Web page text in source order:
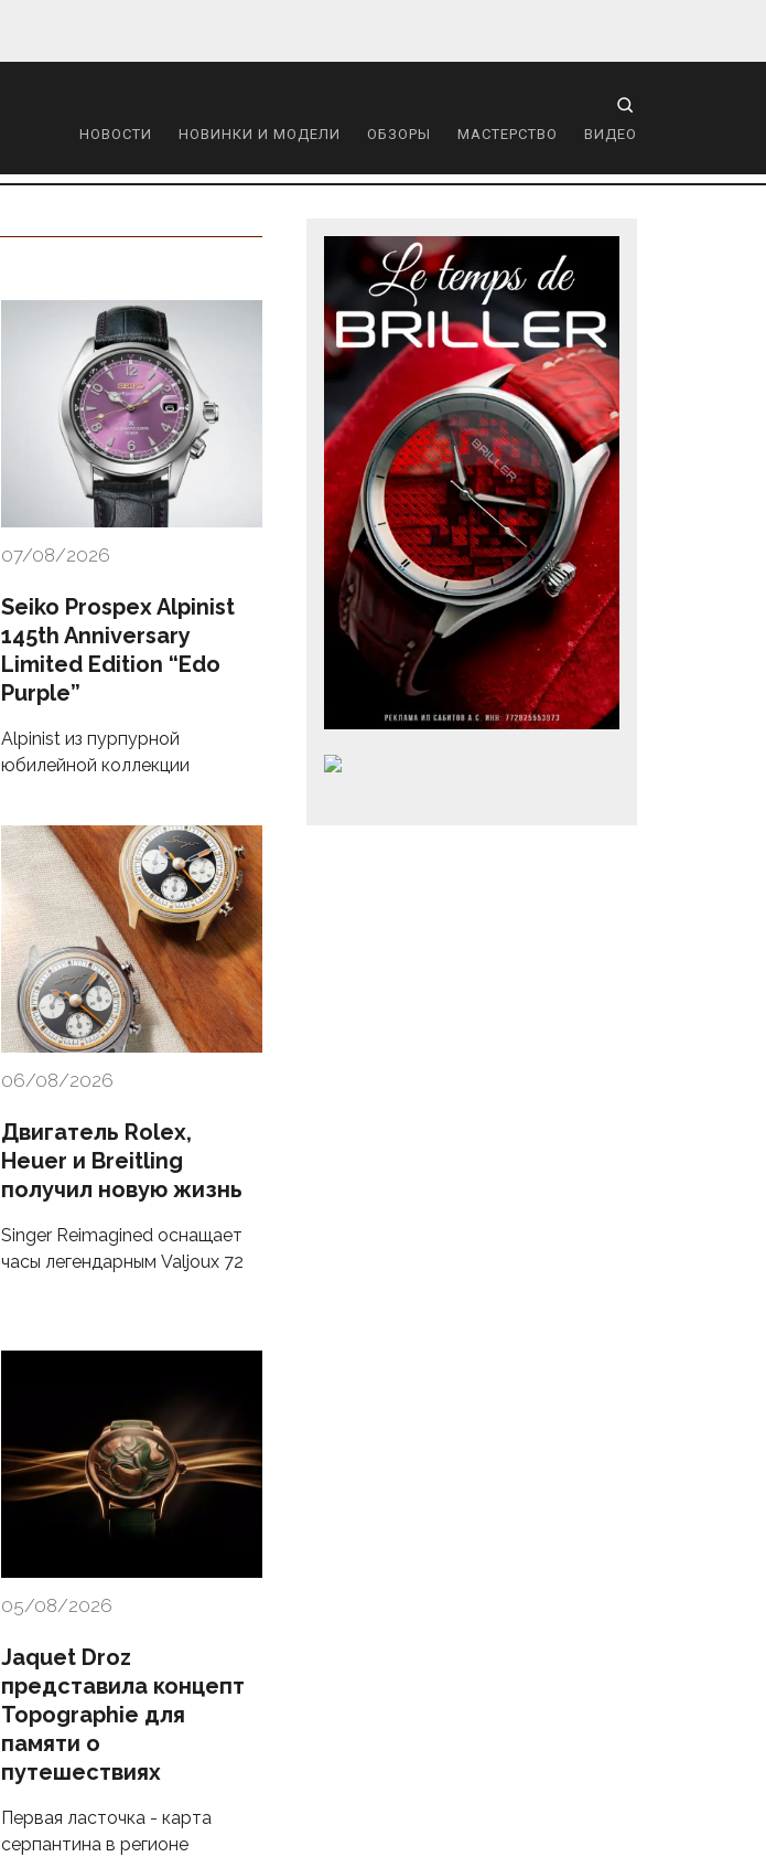
НОВОСТИ НОВИНКИ И МОДЕЛИ ОБЗОРЫ МАСТЕРСТВО ВИДЕО
07/08/2026
Seiko Prospex Alpinist
145th Anniversary
Limited Edition “Edo
Purple”
Alpinist из пурпурной
юбилейной коллекции
06/08/2026
Двигатель Rolex,
Heuer и Breitling
получил новую жизнь
Singer Reimagined оснащает
часы легендарным Valjoux 72
05/08/2026
Jaquet Droz
представила концепт
Topographie для
памяти о
путешествиях
Первая ласточка - карта
серпантина в регионе